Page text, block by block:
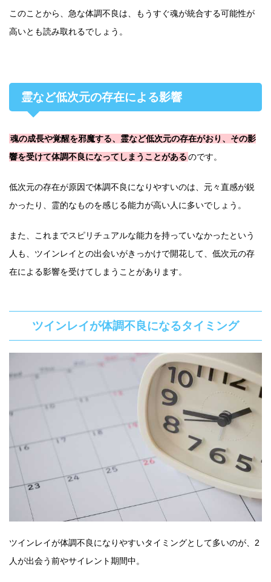
このことから、急な体調不良は、もうすぐ魂が統合する可能性が
高いとも読み取れるでしょう。
霊など低次元の存在による影響
魂の成長や覚醒を邪魔する、霊など低次元の存在がおり、その影
響を受けて体調不良になってしまうことがあるのです。
低次元の存在が原因で体調不良になりやすいのは、元々直感が鋭
かったり、霊的なものを感じる能力が高い人に多いでしょう。
また、これまでスピリチュアルな能力を持っていなかったという
人も、ツインレイとの出会いがきっかけで開花して、低次元の存
在による影響を受けてしまうことがあります。
ツインレイが体調不良になるタイミング
ツインレイが体調不良になりやすいタイミングとして多いのが、2
人が出会う前やサイレント期間中。